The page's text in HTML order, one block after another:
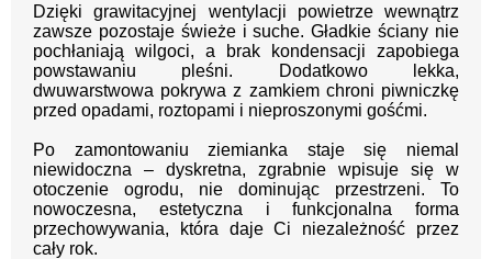
Dzięki grawitacyjnej wentylacji powietrze wewnątrz
zawsze pozostaje świeże i suche. Gładkie ściany nie
pochłaniają wilgoci, a brak kondensacji zapobiega
powstawaniu pleśni. Dodatkowo lekka,
dwuwarstwowa pokrywa z zamkiem chroni piwniczkę
przed opadami, roztopami i nieproszonymi gośćmi.
Po zamontowaniu ziemianka staje się niemal
niewidoczna – dyskretna, zgrabnie wpisuje się w
otoczenie ogrodu, nie dominując przestrzeni. To
nowoczesna, estetyczna i funkcjonalna forma
przechowywania, która daje Ci niezależność przez
cały rok.